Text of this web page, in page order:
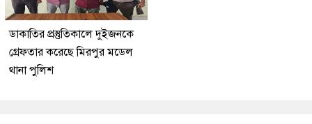
ডাকাতির প্রস্তুতিকালে দুইজনকে
গ্রেফতার করেছে মিরপুর মডেল
থানা পুলিশ